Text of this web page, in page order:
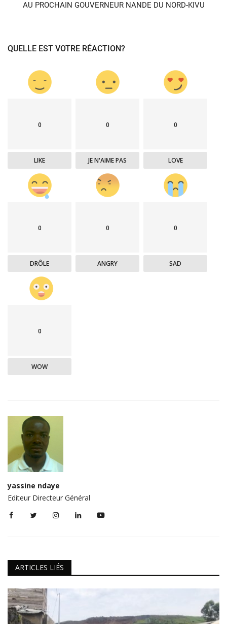
AU PROCHAIN GOUVERNEUR NANDE DU NORD-KIVU
QUELLE EST VOTRE RÉACTION?
0
LIKE
0
JE N'AIME PAS
0
LOVE
0
DRÔLE
0
ANGRY
0
SAD
0
WOW
yassine ndaye
Editeur Directeur Général
ARTICLES LIÉS